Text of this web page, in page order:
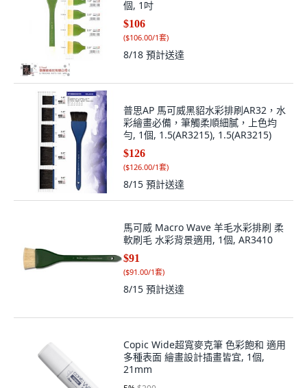
個, 1吋
$106
($106.00/1套)
8/18 預計送達
普思AP 馬可威黑貂水彩排刷AR32，水
彩繪畫必備，筆觸柔順細膩，上色均
勻, 1個, 1.5(AR3215), 1.5(AR3215)
$126
($126.00/1套)
8/15 預計送達
馬可威 Macro Wave 羊毛水彩排刷 柔
軟刷毛 水彩背景適用, 1個, AR3410
$91
($91.00/1套)
8/15 預計送達
Copic Wide超寬麥克筆 色彩飽和 適用
多種表面 繪畫設計插畫皆宜, 1個,
21mm